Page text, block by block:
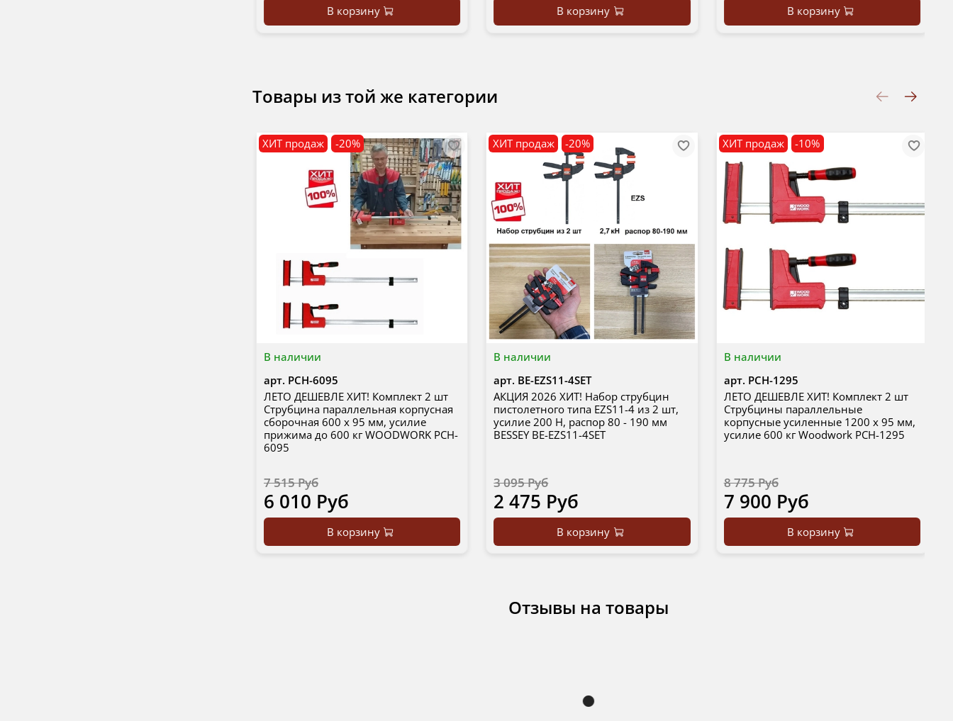
В корзину В корзину В корзину
Товары из той же категории
В наличии
ХИТ продаж -20%
арт. PCH-6095
ЛЕТО ДЕШЕВЛЕ ХИТ! Комплект 2 шт
Струбцина параллельная корпусная
сборочная 600 х 95 мм, усилие
прижима до 600 кг WOODWORK PCH-
6095
7 515 Руб
6 010 Руб
В корзину
В наличии
ХИТ продаж -20%
арт. BE-EZS11-4SET
АКЦИЯ 2026 ХИТ! Набор струбцин
пистолетного типа EZS11-4 из 2 шт,
усилие 200 Н, распор 80 - 190 мм
BESSEY BE-EZS11-4SET
3 095 Руб
2 475 Руб
В корзину
В наличии
ХИТ продаж -10%
арт. PCH-1295
ЛЕТО ДЕШЕВЛЕ ХИТ! Комплект 2 шт
Струбцины параллельные
корпусные усиленные 1200 х 95 мм,
усилие 600 кг Woodwork PCH-1295
8 775 Руб
7 900 Руб
В корзину
Отзывы на товары